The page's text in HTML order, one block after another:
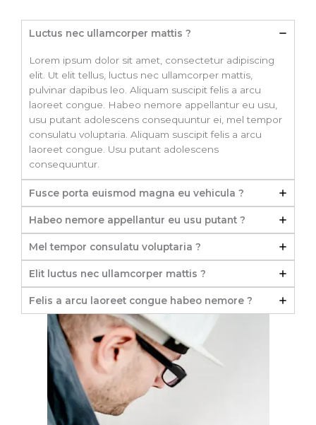
Luctus nec ullamcorper mattis ?
Lorem ipsum dolor sit amet, consectetur adipiscing
elit. Ut elit tellus, luctus nec ullamcorper mattis,
pulvinar dapibus leo. Aliquam suscipit felis a arcu
laoreet congue. Habeo nemore appellantur eu usu,
usu putant adolescens consequuntur ei, mel tempor
consulatu voluptaria. Aliquam suscipit felis a arcu
laoreet congue. Usu putant adolescens
consequuntur.
Fusce porta euismod magna eu vehicula ?
Habeo nemore appellantur eu usu putant ?
Mel tempor consulatu voluptaria ?
Elit luctus nec ullamcorper mattis ?
Felis a arcu laoreet congue habeo nemore ?